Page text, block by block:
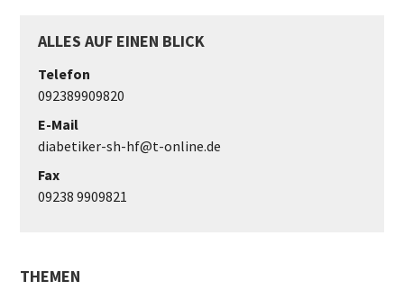
ALLES AUF EINEN BLICK
Telefon
092389909820
E-Mail
diabetiker-sh-hf@t-online.de
Fax
09238 9909821
THEMEN